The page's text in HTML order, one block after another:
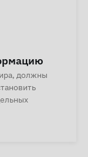
должны